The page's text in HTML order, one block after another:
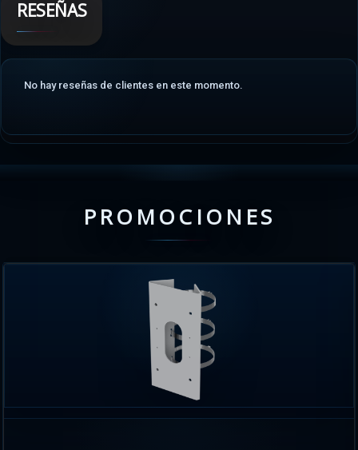
RESEÑAS
No hay reseñas de clientes en este momento.
PROMOCIONES